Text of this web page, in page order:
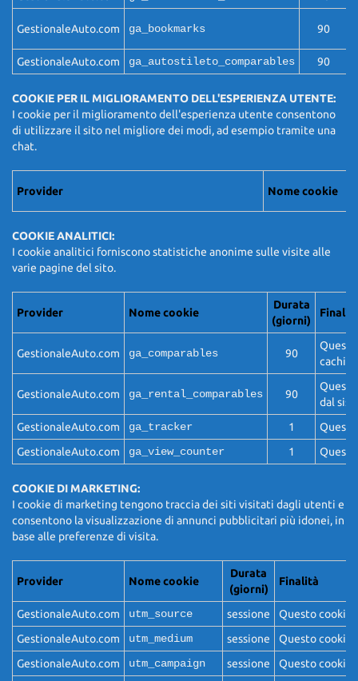
GestionaleAuto.com ga_bookmarks 90
GestionaleAuto.com
ga_autostileto_comparables 90
COOKIE PER IL MIGLIORAMENTO DELL'ESPERIENZA UTENTE:
I cookie per il miglioramento dell'esperienza utente consentono
di utilizzare il sito nel migliore dei modi, ad esempio tramite una
chat.
Provider Nome cookie
COOKIE ANALITICI:
I cookie analitici forniscono statistiche anonime sulle visite alle
varie pagine del sito.
Provider Nome cookie
Durata
(giorni)
GestionaleAuto.com ga_comparables 90
GestionaleAuto.com ga_rental_comparables 90
dal
GestionaleAuto.com
ga_tracker 1
GestionaleAuto.com
ga_view_counter 1
COOKIE DI MARKETING:
I cookie di marketing tengono traccia dei siti visitati dagli utenti e
consentono la visualizzazione di annunci pubblicitari più idonei, in
base alle preferenze di visita.
Provider Nome cookie
Durata
(giorni)
Finalità
GestionaleAuto.com utm_source sessione
Questo cookie
GestionaleAuto.com
utm_medium sessione
Questo cookie
GestionaleAuto.com
utm_campaign sessione
Questo cookie